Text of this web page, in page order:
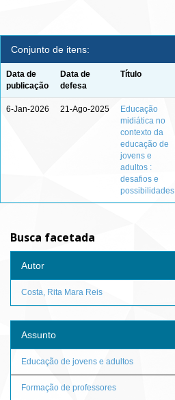
Conjunto de itens:
Data de
publicação
Data de
defesa
Título
6-Jan-2026 21-Ago-2025
Educação
midiática no
contexto da
educação de
jovens e
adultos :
desafios e
possibilidades
Busca facetada
Autor
Costa, Rita Mara Reis
Assunto
Educação de jovens e adultos
Formação de professores